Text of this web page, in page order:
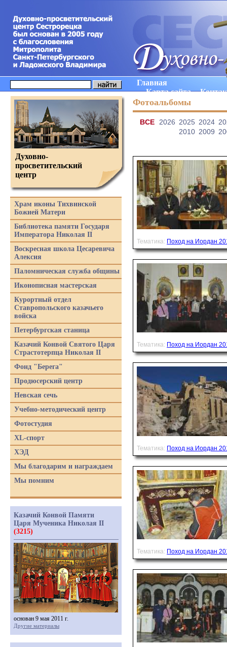
Главная
Карта сайта
Фотоальбомы
ВCE 2026 2025 2024
2010 2009
Тематика: Поход на Иордан
Тематика: Поход на Иордан
Тематика: Поход на Иордан
Тематика: Поход на Иордан
Духовно-
просветительский
центр
Храм иконы Тихвинской
Божией Матери
Библиотека памяти Государя
Императора Николая II
Воскресная школа Цесаревича
Алексия
Паломническая служба общины
Иконописная мастерская
Курортный отдел
Ставропольского казачьего
войска
Петербургская станица
Казачий Конвой Святого Царя
Страстотерпца Николая II
Фонд "Берега"
Продюсерский центр
Невская сечь
Учебно-методический центр
Фотостудия
XL-спорт
ХЭД
Мы благодарим и награждаем
Мы помним
Казачий Конвой Памяти
Царя Мученика Николая II
(3215)
основан 9 мая 2011 г.
Другие материалы